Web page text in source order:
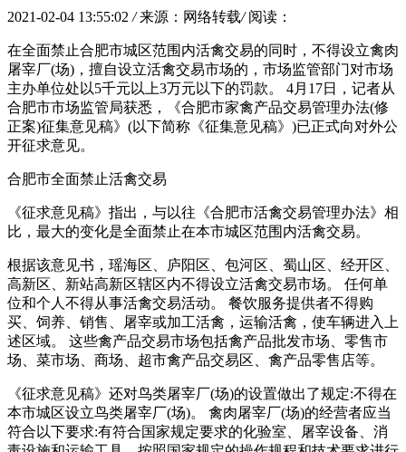
2021-02-04 13:55:02/ 来源：网络转载/ 阅读：
在全面禁止合肥市城区范围内活禽交易的同时，不得设立禽肉
屠宰厂(场)，擅自设立活禽交易市场的，市场监管部门对市场
主办单位处以5千元以上3万元以下的罚款。 4月17日，记者从
合肥市市场监管局获悉，《合肥市家禽产品交易管理办法(修
正案)征集意见稿》(以下简称《征集意见稿》)已正式向对外公
开征求意见。
合肥市全面禁止活禽交易
《征求意见稿》指出，与以往《合肥市活禽交易管理办法》相
比，最大的变化是全面禁止在本市城区范围内活禽交易。
根据该意见书，瑶海区、庐阳区、包河区、蜀山区、经开区、
高新区、新站高新区辖区内不得设立活禽交易市场。 任何单
位和个人不得从事活禽交易活动。 餐饮服务提供者不得购
买、饲养、销售、屠宰或加工活禽，运输活禽，使车辆进入上
述区域。 这些禽产品交易市场包括禽产品批发市场、零售市
场、菜市场、商场、超市禽产品交易区、禽产品零售店等。
《征求意见稿》还对鸟类屠宰厂(场)的设置做出了规定:不得在
本市城区设立鸟类屠宰厂(场)。 禽肉屠宰厂(场)的经营者应当
符合以下要求:有符合国家规定要求的化验室、屠宰设备、消